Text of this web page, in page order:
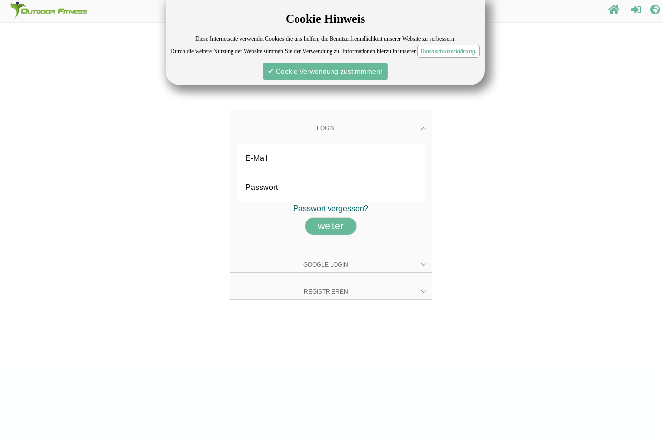
Cookie Hinweis
Diese Internetseite verwendet Cookies die uns helfen, die Benutzerfreundlichkeit unserer Website zu verbessern.
Durch die weitere Nutzung der Website stimmen Sie der Verwendung zu. Informationen hierzu in unserer
Datenschutzerklärung.
✔ Cookie Verwendung zustimmmen!
Anmeldung
Bei PocketMarkt anmelden.
LOGIN
E-Mail
Passwort
Passwort vergessen?
GOOGLE LOGIN
Google Login
REGISTRIEREN